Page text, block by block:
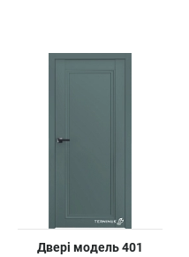
Двері модель 401